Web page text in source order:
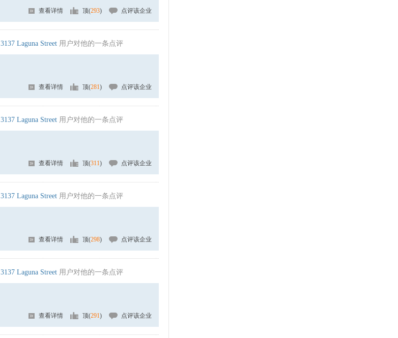
查看详情 顶(293) 点评该企业
3137 Laguna Street 用户对他的一条点评
查看详情 顶(281) 点评该企业
3137 Laguna Street 用户对他的一条点评
查看详情 顶(311) 点评该企业
3137 Laguna Street 用户对他的一条点评
查看详情 顶(298) 点评该企业
3137 Laguna Street 用户对他的一条点评
查看详情 顶(291) 点评该企业